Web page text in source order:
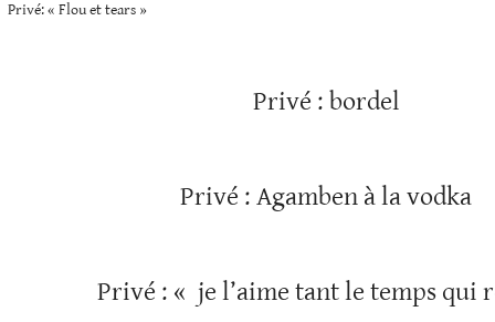
Privé: « Flou et tears »
Privé : bordel
Privé : Agamben à la vodka
Privé : « je l’aime tant le temps qui